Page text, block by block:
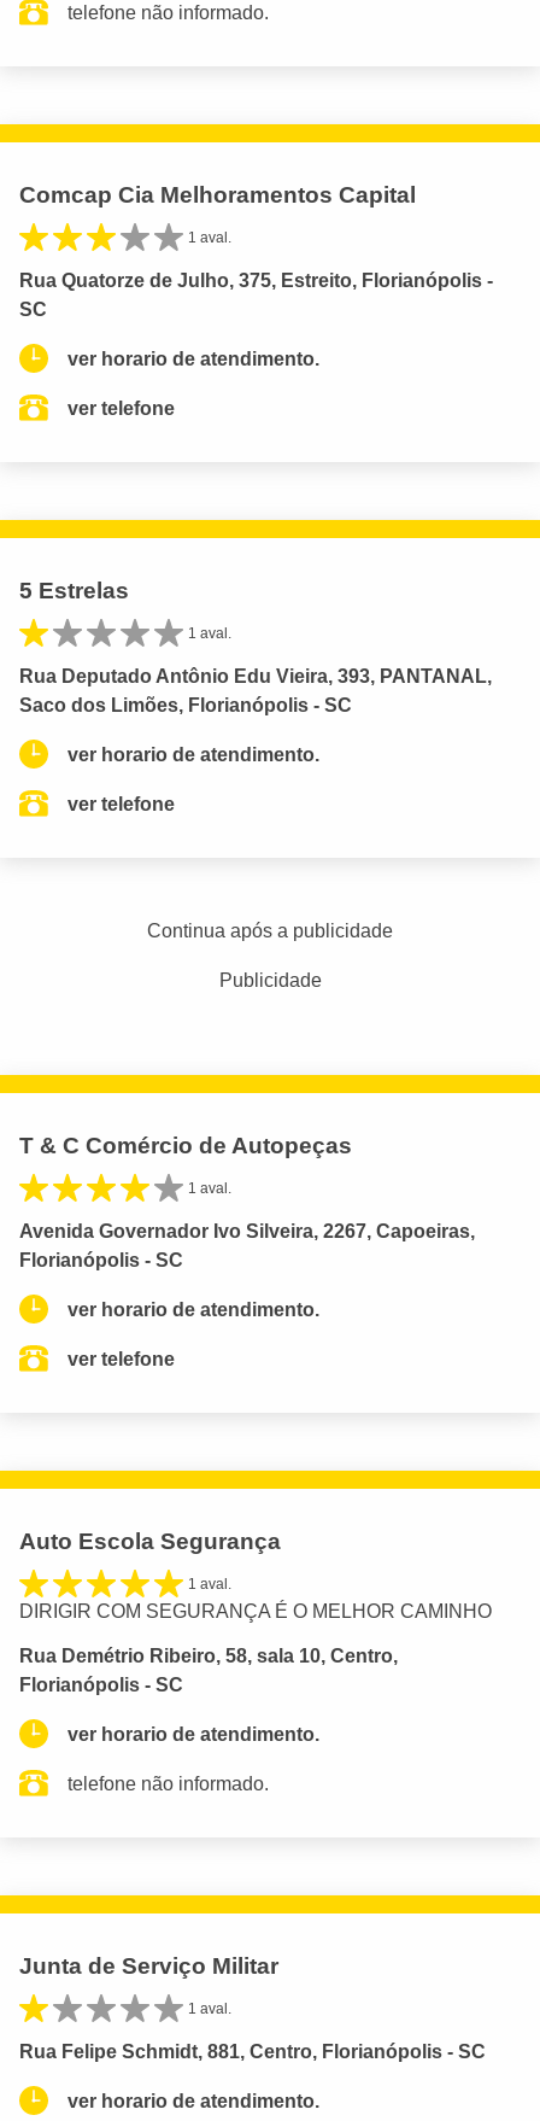
telefone não informado.
Comcap Cia Melhoramentos Capital
1 aval.
Rua Quatorze de Julho, 375, Estreito, Florianópolis -
SC
ver horario de atendimento.
ver telefone
5 Estrelas
1 aval.
Rua Deputado Antônio Edu Vieira, 393, PANTANAL,
Saco dos Limões, Florianópolis - SC
ver horario de atendimento.
ver telefone
Continua após a publicidade
Publicidade
T & C Comércio de Autopeças
1 aval.
Avenida Governador Ivo Silveira, 2267, Capoeiras,
Florianópolis - SC
ver horario de atendimento.
ver telefone
Auto Escola Segurança
1 aval.
DIRIGIR COM SEGURANÇA É O MELHOR CAMINHO
Rua Demétrio Ribeiro, 58, sala 10, Centro,
Florianópolis - SC
ver horario de atendimento.
telefone não informado.
Junta de Serviço Militar
1 aval.
Rua Felipe Schmidt, 881, Centro, Florianópolis - SC
ver horario de atendimento.